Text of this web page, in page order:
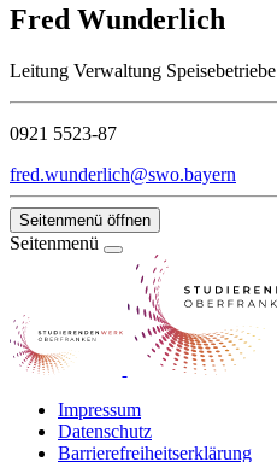
Fred Wunderlich
Leitung Verwaltung Speisebetriebe
0921 5523-87
fred.wunderlich@swo.bayern
Seitenmenü öffnen
Seitenmenü
Impressum
Datenschutz
Barrierefreiheitserklärung